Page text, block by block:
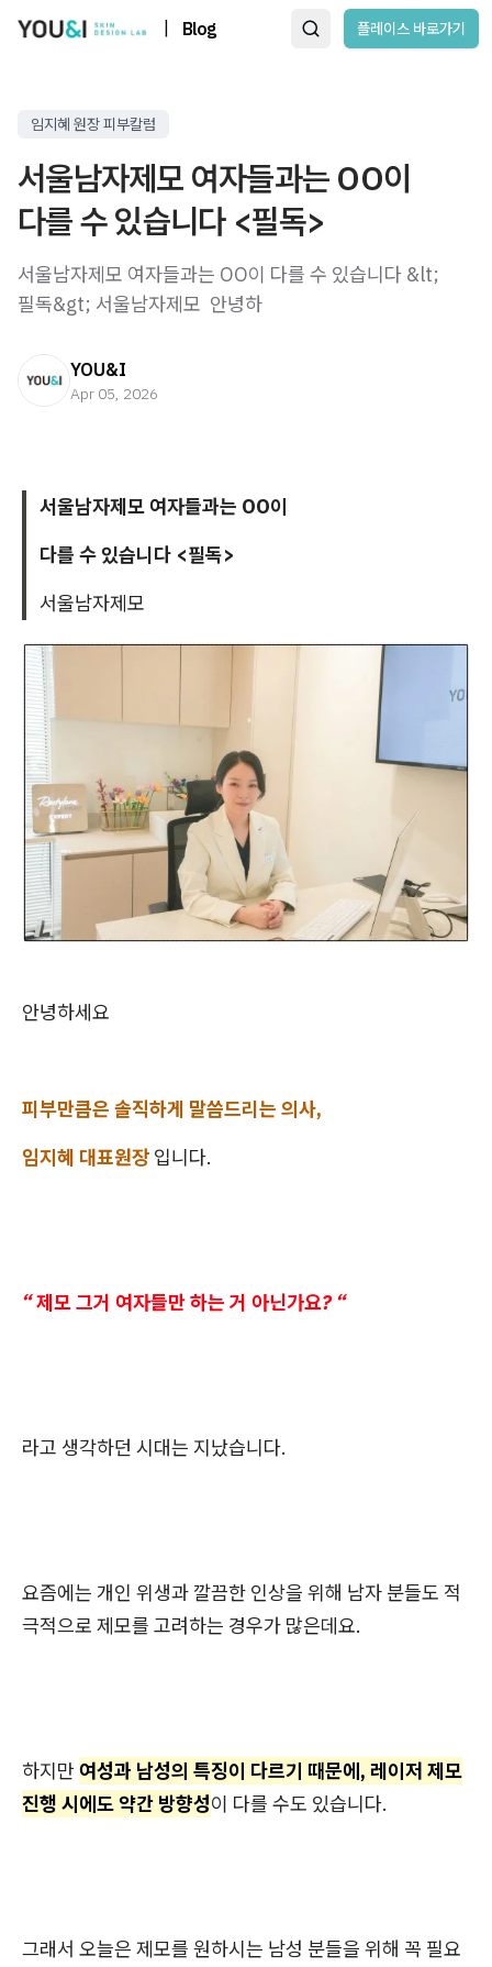
Blog 플레이스 바로가기
임지혜 원장 피부칼럼
서울남자제모 여자들과는 OO이
다를 수 있습니다 <필독>
서울남자제모 여자들과는 OO이 다를 수 있습니다 &lt;
필독&gt; 서울남자제모 ​ 안녕하
YOU&I
Apr 05, 2026
서울남자제모 여자들과는 OO이
다를 수 있습니다 <필독>
서울남자제모
안녕하세요
피부만큼은 솔직하게 말씀드리는 의사,
임지혜 대표원장 입니다.
“ 제모 그거 여자들만 하는 거 아닌가요? “
라고 생각하던 시대는 지났습니다.
요즘에는 개인 위생과 깔끔한 인상을 위해 남자 분들도 적
극적으로 제모를 고려하는 경우가 많은데요.
하지만 여성과 남성의 특징이 다르기 때문에, 레이저 제모
진행 시에도 약간 방향성이 다를 수도 있습니다.
그래서 오늘은 제모를 원하시는 남성 분들을 위해 꼭 필요